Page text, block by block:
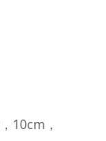
， 10cm ，